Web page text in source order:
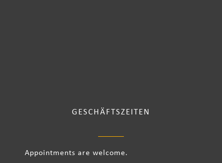
GESCHÄFTSZEITEN
Appointments are welcome.